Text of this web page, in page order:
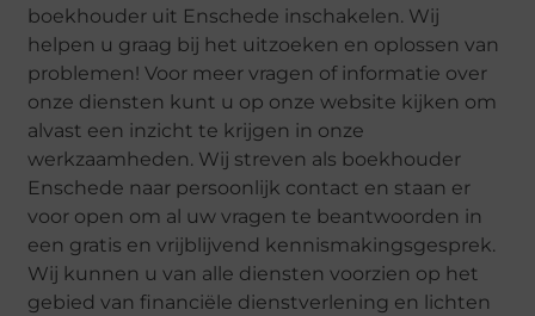
boekhouder uit Enschede inschakelen. Wij
helpen u graag bij het uitzoeken en oplossen van
problemen! Voor meer vragen of informatie over
onze diensten kunt u op onze website kijken om
alvast een inzicht te krijgen in onze
werkzaamheden. Wij streven als boekhouder
Enschede naar persoonlijk contact en staan er
voor open om al uw vragen te beantwoorden in
een gratis en vrijblijvend kennismakingsgesprek.
Wij kunnen u van alle diensten voorzien op het
gebied van financiële dienstverlening en lichten